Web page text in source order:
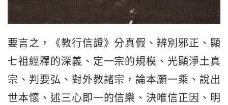
要言之，《教行信證》分真假、辨別邪正、顯
七祖經釋的深義、定一宗的規模、光顯淨土真
宗、判要弘、對外教諸宗，論本願一乘、說出
世本懷、述三心即一的信樂、決唯信正因、明